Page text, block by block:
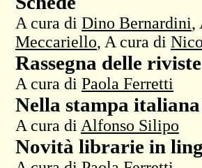
A cura di Dino Bernardini,
Meccariello, A cura di
Rassegna delle
A cura di Paola Ferretti
Nella stampa italiana
A cura di Alfonso Silipo
Novità librarie in